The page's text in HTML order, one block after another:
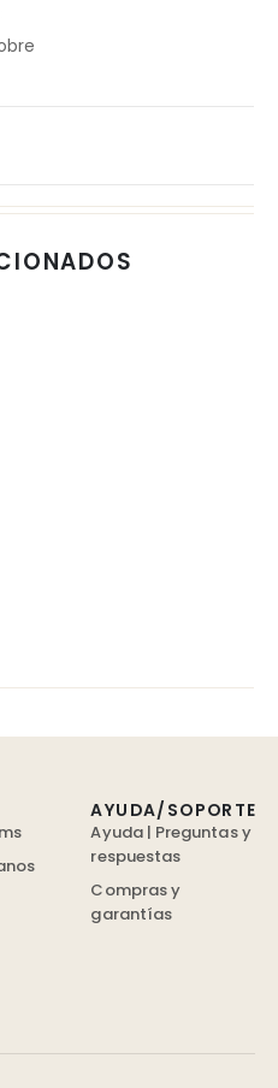
AYUDA/SOPORTE
Ayuda | Preguntas y
respuestas
Compras y
garantías